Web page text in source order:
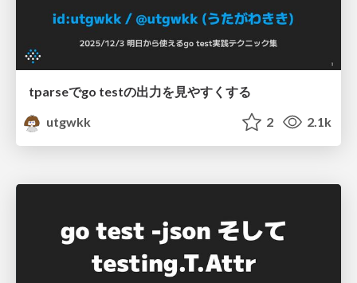
tparseでgo testの出力を見やすくする
utgwkk
2 2.1k